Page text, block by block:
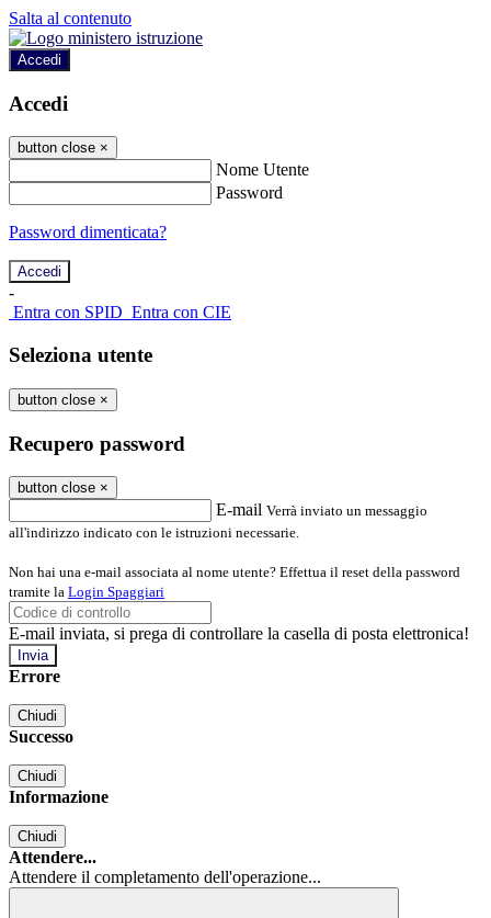
Salta al contenuto
Accedi
Accedi
button close ×
Nome Utente
Password
Password dimenticata?
-
Entra con SPID Entra con CIE
Seleziona utente
button close ×
Recupero password
button close ×
E-mail Verrà inviato un messaggio
all'indirizzo indicato con le istruzioni necessarie.
Non hai una e-mail associata al nome utente? Effettua il reset della password
tramite la Login Spaggiari
E-mail inviata, si prega di controllare la casella di posta elettronica!
Errore
Chiudi
Successo
Chiudi
Informazione
Chiudi
Attendere...
Attendere il completamento dell'operazione...